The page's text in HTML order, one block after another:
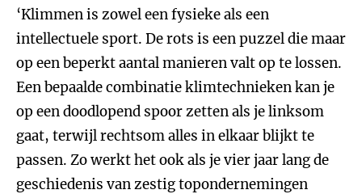
‘Klimmen is zowel een fysieke als een
intellectuele sport. De rots is een puzzel die maar
op een beperkt aantal manieren valt op te lossen.
Een bepaalde combinatie klimtechnieken kan je
op een doodlopend spoor zetten als je linksom
gaat, terwijl rechtsom alles in elkaar blijkt te
passen. Zo werkt het ook als je vier jaar lang de
geschiedenis van zestig topondernemingen